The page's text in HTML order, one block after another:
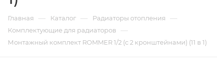
Главная — Каталог — Радиаторы отопления —
Комплектующие для радиаторов —
Монтажный комплект ROMMER 1/2 (с 2 кронштейнами) (11 в 1)